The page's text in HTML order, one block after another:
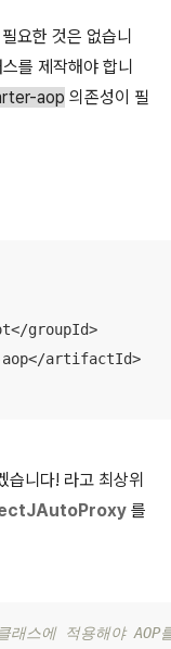
요한 것은 없습니
를 제작해야 합니
aop 의존성이 필
groupId>
artifactId>
니다! 라고 최상위
를
스에 적용해야 AOP